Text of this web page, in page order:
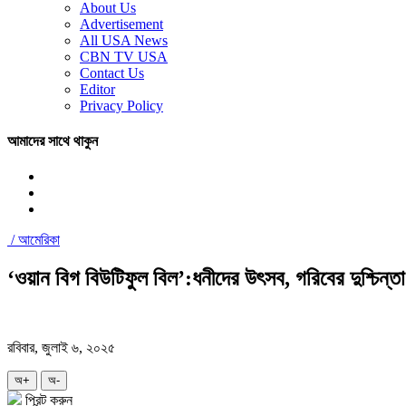
About Us
Advertisement
All USA News
CBN TV USA
Contact Us
Editor
Privacy Policy
আমাদের সাথে থাকুন
/আমেরিকা
‘ওয়ান বিগ বিউটিফুল বিল’:ধনীদের উৎসব, গরিবের
রবিবার, জুলাই ৬, ২০২৫
অ+ অ-
প্রিন্ট করুন